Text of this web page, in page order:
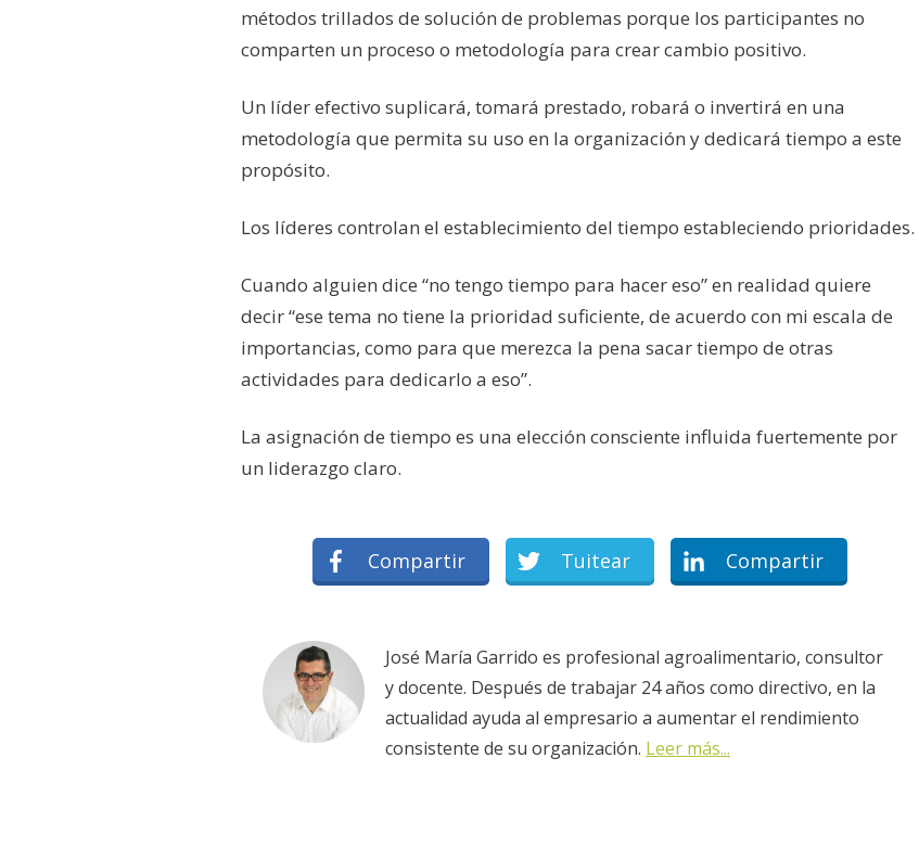
métodos trillados de solución de problemas porque los participantes no
comparten un proceso o metodología para crear cambio positivo.
Un líder efectivo suplicará, tomará prestado, robará o invertirá en una
metodología que permita su uso en la organización y dedicará tiempo a este
propósito.
Los líderes controlan el establecimiento del tiempo estableciendo prioridades.
Cuando alguien dice “no tengo tiempo para hacer eso” en realidad quiere
decir “ese tema no tiene la prioridad suficiente, de acuerdo con mi escala de
importancias, como para que merezca la pena sacar tiempo de otras
actividades para dedicarlo a eso”.
La asignación de tiempo es una elección consciente influida fuertemente por
un liderazgo claro.
Compartir Tuitear Compartir
José María Garrido es profesional agroalimentario, consultor
y docente. Después de trabajar 24 años como directivo, en la
actualidad ayuda al empresario a aumentar el rendimiento
consistente de su organización. Leer más...